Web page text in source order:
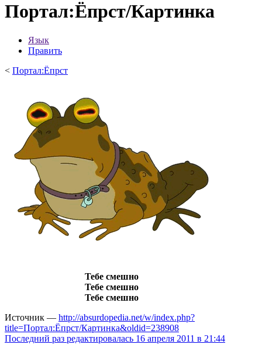
Портал:Ёпрст/Картинка
Язык
Править
< Портал:Ёпрст
Тебе смешно
Тебе смешно
Тебе смешно
Источник — http://absurdopedia.net/w/index.php?
title=Портал:Ёпрст/Картинка&oldid=238908
Последний раз редактировалась 16 апреля 2011 в 21:44